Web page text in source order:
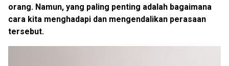
orang. Namun, yang paling penting adalah bagaimana
cara kita menghadapi dan mengendalikan perasaan
tersebut.